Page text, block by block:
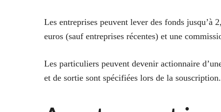
Les entreprises peuvent lever des fonds jusqu’à
euros (sauf entreprises récentes) et une
Les particuliers peuvent devenir actionnaire
et de sortie sont spécifiées lors de la souscription.